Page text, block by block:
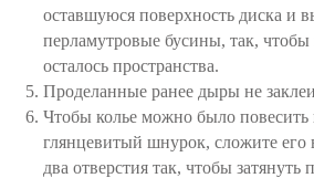
оставшуюся поверхность диска и
перламутровые бусины, так,
осталось пространства.
Проделанные ранее дыры не
Чтобы колье можно было
глянцевитый шнурок, сложите его
два отверстия так, чтобы затянуть